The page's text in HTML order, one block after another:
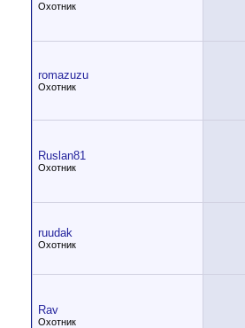
Охотник
romazuzu
Охотник
Ruslan81
Охотник
ruudak
Охотник
Rav
Охотник